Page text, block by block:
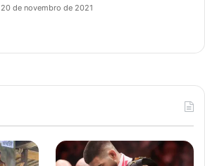
20 de novembro de 2021